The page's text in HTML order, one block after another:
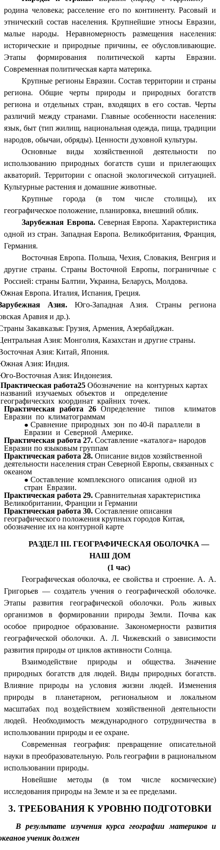
родина человека; расселение его по континенту. Расовый и
этнический состав населения. Крупнейшие этносы Евразии,
малые народы. Неравномерность размещения населения:
исторические и природные причины, ее обусловливающие.
Этапы формирования политической карты Евразии.
Современная политическая карта материка.
Крупные регионы Евразии. Состав территории и страны
региона. Общие черты природы и природных богатств
региона и отдельных стран, входящих в его состав. Черты
различий между странами. Главные особенности населения:
язык, быт (тип жилищ, национальная одежда, пища, традиции
народов, обычаи, обряды). Ценности духовной культуры.
Основные виды хозяйственной деятельности по
использованию природных богатств суши и прилегающих
акваторий. Территории с опасной экологической ситуацией.
Культурные растения и домашние животные.
Крупные города (в том числе столицы), их
географическое положение, планировка, внешний облик.
Зарубежная Европа. Северная Европа. Характеристика
одной из стран. Западная Европа. Великобритания, Франция,
Германия.
Восточная Европа. Польша, Чехия, Словакия, Венгрия и
другие страны. Страны Восточной Европы, пограничные с
Россией: страны Балтии, Украина, Беларусь, Молдова.
Европа. Италия, Испания, Греция.
Азия. Юго-Западная Азия. Страны региона
Аравия и др.).
Закавказья: Грузия, Армения, Азербайджан.
Азия: Монголия, Казахстан и другие страны.
Азия: Китай, Япония.
Азия: Индия.
Восточная Азия: Индонезия.
Практическая работа25 Обозначение на контурных картах
названий изучаемых объектов и определение
географических координат крайних точек.
Практическая работа 26Определение типов климатов
Евразии по климатограммам
Сравнение природных зон по 40-й параллели в
Евразии и Северной Америке.
Практическая работа 27. Составление «каталога» народов
Евразии по языковым группам
Практическая работа 28. Описание видов хозяйственной
деятельности населения стран Северной Европы, связанных с
океаном
Составление комплексного описания одной из
стран Евразии.
Практическая работа 29. Сравнительная характеристика
Великобритании, Франции и Германии
Практическая работа 30. Составление описания
географического положения крупных городов Китая,
обозначение их на контурной карте
РАЗДЕЛ III. ГЕОГРАФИЧЕСКАЯ ОБОЛОЧКА —
НАШ ДОМ
(1 час)
Географическая оболочка, ее свойства и строение. А. А.
Григорьев — создатель учения о географической оболочке.
Этапы развития географической оболочки. Роль живых
организмов в формировании природы Земли. Почва как
особое природное образование. Закономерности развития
географической оболочки. А. Л. Чижевский о зависимости
развития природы от циклов активности Солнца.
Взаимодействие природы и общества. Значение
природных богатств для людей. Виды природных богатств.
Влияние природы на условия жизни людей. Изменения
природы в планетарном, региональном и локальном
масштабах под воздействием хозяйственной деятельности
людей. Необходимость международного сотрудничества в
использовании природы и ее охране.
Современная география: превращение описательной
науки в преобразовательную. Роль географии в рациональном
использовании природы.
Новейшие методы (в том числе космические)
исследования природы на Земле и за ее пределами.
3. ТРЕБОВАНИЯ К УРОВНЮ ПОДГОТОВКИ
В результате изучения курса географии материков и
ученик должен